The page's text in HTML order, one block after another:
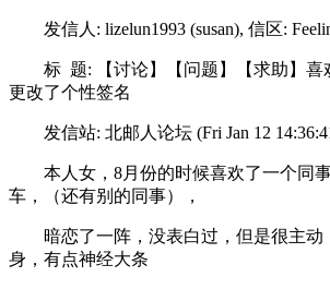
发信人: lizelun1993 (susan), 信区:
标 题: 【讨论】【问题】【求助】喜
更改了个性签名
发信站: 北邮人论坛 (Fri Jan 12
本人女，8月份的时候喜欢了一个同
车，（还有别的同事），
暗恋了一阵，没表白过，但是很主动
身，有点神经大条